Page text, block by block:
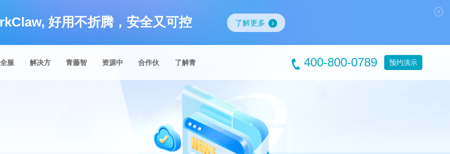
好用不折腾，安全又可控 了解更多
服 解决方 青藤智 资源中 合作伙 了解青 400-800-0789 预约演示